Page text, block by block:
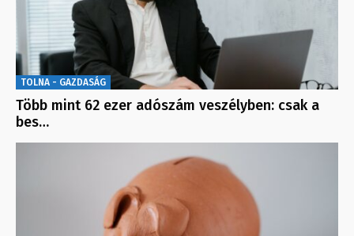
TOLNA - GAZDASÁG
Több mint 62 ezer adószám veszélyben: csak a
bes…